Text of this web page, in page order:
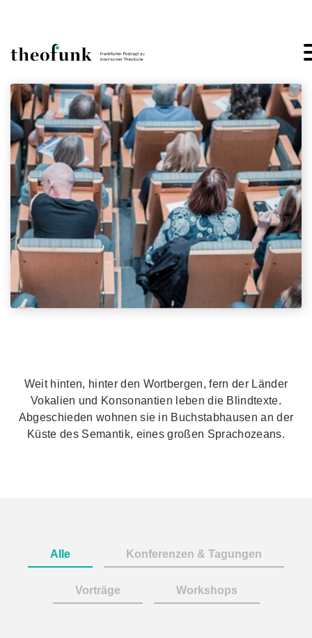
Weit hinten, hinter den Wortbergen, fern der Länder
Vokalien und Konsonantien leben die Blindtexte.
Abgeschieden wohnen sie in Buchstabhausen an der
Küste des Semantik, eines großen Sprachozeans.
Alle Konferenzen & Tagungen
Vorträge Workshops